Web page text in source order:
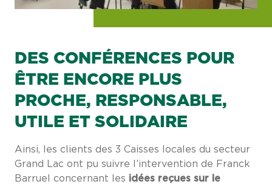
DES CONFÉRENCES POUR
ÊTRE ENCORE PLUS
PROCHE, RESPONSABLE,
UTILE ET SOLIDAIRE
Ainsi, les clients des 3 Caisses locales du secteur
Grand Lac ont pu suivre l’intervention de Franck
Barruel concernant les idées reçues sur le